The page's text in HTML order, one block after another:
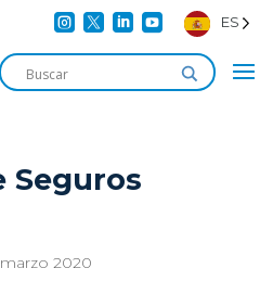
    ES
Seguros
marzo 2020